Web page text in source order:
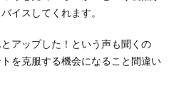
イスしてくれます。
アップした！という声も聞くの
を克服する機会になること間違い